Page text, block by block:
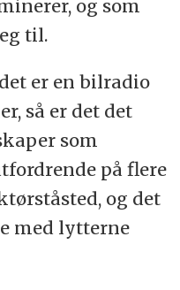
og som
til.
er en bilradio
så er det det
som
på flere
og det
med lytterne